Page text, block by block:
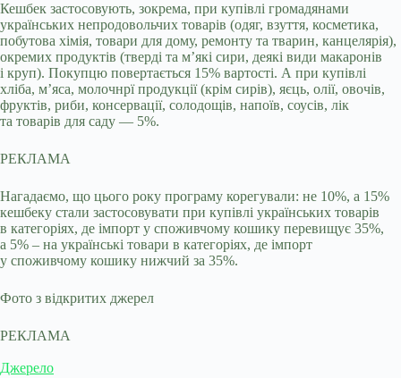
Кешбек застосовують, зокрема, при купівлі громадянами
українських непродовольчих товарів (одяг, взуття, косметика,
побутова хімія, товари для дому, ремонту та тварин, канцелярія),
окремих продуктів (тверді та м’які сири, деякі види макаронів
і круп). Покупцю повертається 15% вартості. А при купівлі
хліба, м’яса, молочнрї продукції (крім сирів), яєць, олії, овочів,
фруктів, риби, консервації, солодощів, напоїв, соусів, лік
та товарів для саду — 5%.
РЕКЛАМА
Нагадаємо, що цього року програму корегували: не 10%, а 15%
кешбеку стали застосовувати при купівлі українських товарів
в категоріях, де імпорт у споживчому кошику перевищує 35%,
а 5% – на українські товари в категоріях, де імпорт
у споживчому кошику нижчий за 35%.
Фото з відкритих джерел
РЕКЛАМА
Джерело